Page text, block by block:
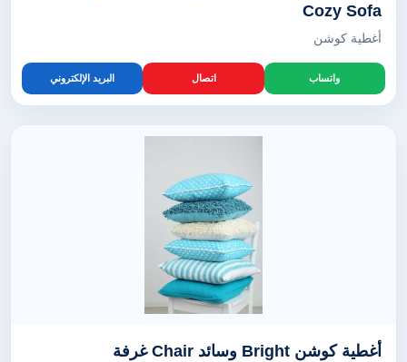
Cozy Sofa
أغطية كوشن
واتساب اتصال البريد الإلكتروني
أغطية كوشن Bright وسائد Chair غرفة